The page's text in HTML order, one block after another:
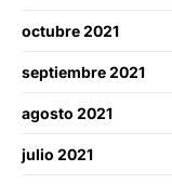
octubre 2021
septiembre 2021
agosto 2021
julio 2021